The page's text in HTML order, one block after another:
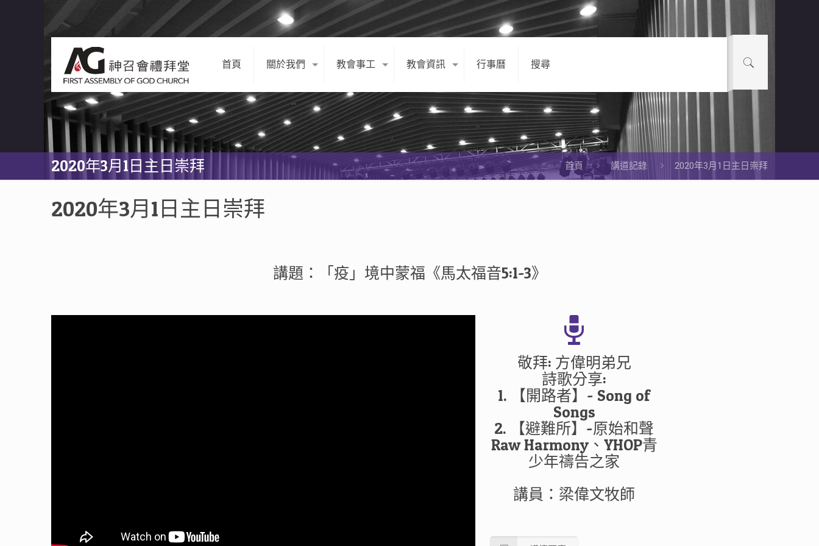
首頁 關於我們 教會事工 教會資訊 行事曆 搜尋
2020年3月1日主日崇拜 首頁 講道記錄 2020年3月1日主日崇拜
2020年3月1日主日崇拜
講題：「疫」境中蒙福《馬太福音5:1-3》
敬拜: 方偉明弟兄
詩歌分享:
1. 【開路者】- Song of
Songs
2. 【避難所】-原始和聲
Raw Harmony、YHOP青
少年禱告之家
講員：梁偉文牧師